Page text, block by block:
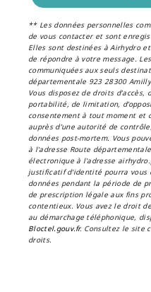
** Les données personnelles
de vous contacter et sont
Elles sont destinées à Airhydro
de répondre à votre message.
communiquées aux seuls
départementale 923 28300
Vous disposez de droits
portabilité, de limitation,
consentement à tout moment et
auprès d’une autorité de
données post-mortem. Vous
à l'adresse Route
électronique à l'adresse
justificatif d'identité pourra vous
données pendant la période de
de prescription légale aux fins
contentieux. Vous avez le droit
au démarchage téléphonique,
Bloctel.gouv.fr. Consultez le site
droits.